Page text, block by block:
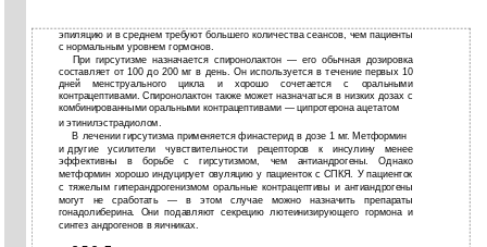
эпиляцию и в среднем требуют большего количества сеансов, чем пациенты
с нормальным уровнем гормонов.
При гирсутизме назначается спиронолактон — его обычная дозировка
составляет от 100 до 200 мг в день. Он используется в течение первых 10
дней менструального цикла и хорошо сочетается с оральными
контрацептивами. Спиронолактон также может назначаться в низких дозах с
комбинированными оральными контрацептивами — ципротерона ацетатом
и этинилэстрадиолом.
В лечении гирсутизма применяется финастерид в дозе 1 мг. Метформин
и другие усилители чувствительности рецепторов к инсулину менее
эффективны в борьбе с гирсутизмом, чем антиандрогены. Однако
метформин хорошо индуцирует овуляцию у пациенток с СПКЯ. У пациенток
с тяжелым гиперандрогенизмом оральные контрацептивы и антиандрогены
могут не сработать — в этом случае можно назначить препараты
гонадолиберина. Они подавляют секрецию лютеинизирующего гормона и
синтез андрогенов в яичниках.